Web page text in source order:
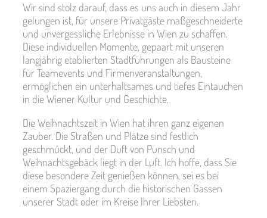
Wir sind stolz darauf, dass es uns auch in diesem Jahr
gelungen ist, für unsere Privatgäste maßgeschneiderte
und unvergessliche Erlebnisse in Wien zu schaffen.
Diese individuellen Momente, gepaart mit unseren
langjährig etablierten Stadtführungen als Bausteine
für Teamevents und Firmenveranstaltungen,
ermöglichen ein unterhaltsames und tiefes Eintauchen
in die Wiener Kultur und Geschichte.
Die Weihnachtszeit in Wien hat ihren ganz eigenen
Zauber. Die Straßen und Plätze sind festlich
geschmückt, und der Duft von Punsch und
Weihnachtsgebäck liegt in der Luft. Ich hoffe, dass Sie
diese besondere Zeit genießen können, sei es bei
einem Spaziergang durch die historischen Gassen
unserer Stadt oder im Kreise Ihrer Liebsten.